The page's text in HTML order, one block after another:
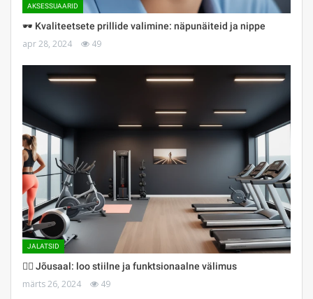
AKSESSUAARID
🕶 Kvaliteetsete prillide valimine: näpunäiteid ja nippe
apr 28, 2024 49
JALATSID
🏋️‍♀️ Jõusaal: loo stiilne ja funktsionaalne välimus
märts 26, 2024 49